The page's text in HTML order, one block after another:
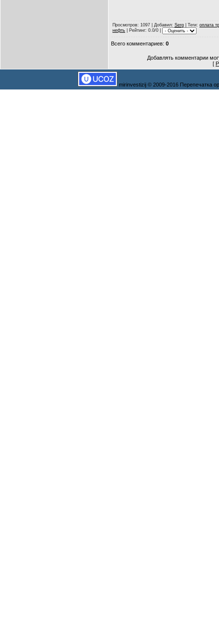
Просмотров: 1097 | Добавил: Serg Теги: оплата
нефть
Рейтинг: 0.0/0 |
Всего комментариев: 0
Добавлять комментарии
[
mirinvestizij © 2009-2016 Перепечатка